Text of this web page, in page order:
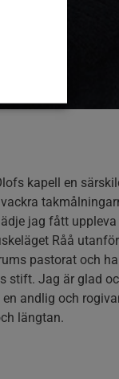
kapell en
jag fått uppleva
Råå utanför
pastorat och
stift. Jag är glad
andlig och
längtan.